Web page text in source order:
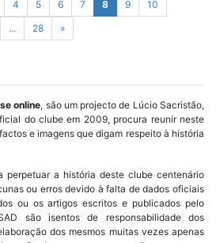
4 5 6 7 8 9
10
... 28 »
online, são um projecto de Lúcio Sacristão,
do clube em 2009, procura reunir neste
e imagens que digam respeito à história
perpetuar a história deste clube centenário
ou erros devido à falta de dados oficiais
ou os artigos escritos e publicados pelo
são isentos de responsabilidade dos
dos mesmos muitas vezes apenas